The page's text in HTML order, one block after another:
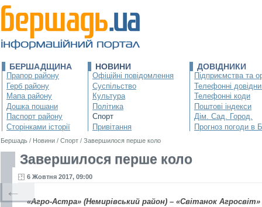
БЕРШАДЩИНА
Прапор району
Герб району
Мапа району
Дошка пошани
Паспорт району
Сторінками історії
НОВИНИ
Офіційні повідомлення
Суспільство
Культура
Політика
Спорт
Привітання
ДОВІДНИКИ
Підприємства та
Телефонні
Телефонні коди
Поштові індекси
Дім. Сад. Город.
Прогноз погоди в
Бершадь / Новини / Спорт / Завершилося перше коло
Завершилося перше коло
6 Жовтня 2017, 09:00
«Агро-Астра» (Немирівський район) – «Світанок Агросвіт»
←